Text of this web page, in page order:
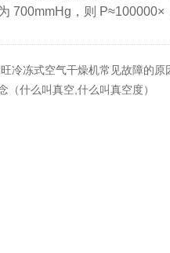
700mmHg，则 P≈100000×
冷冻式空气干燥机常见故障的原
（什么叫真空,什么叫真空度）